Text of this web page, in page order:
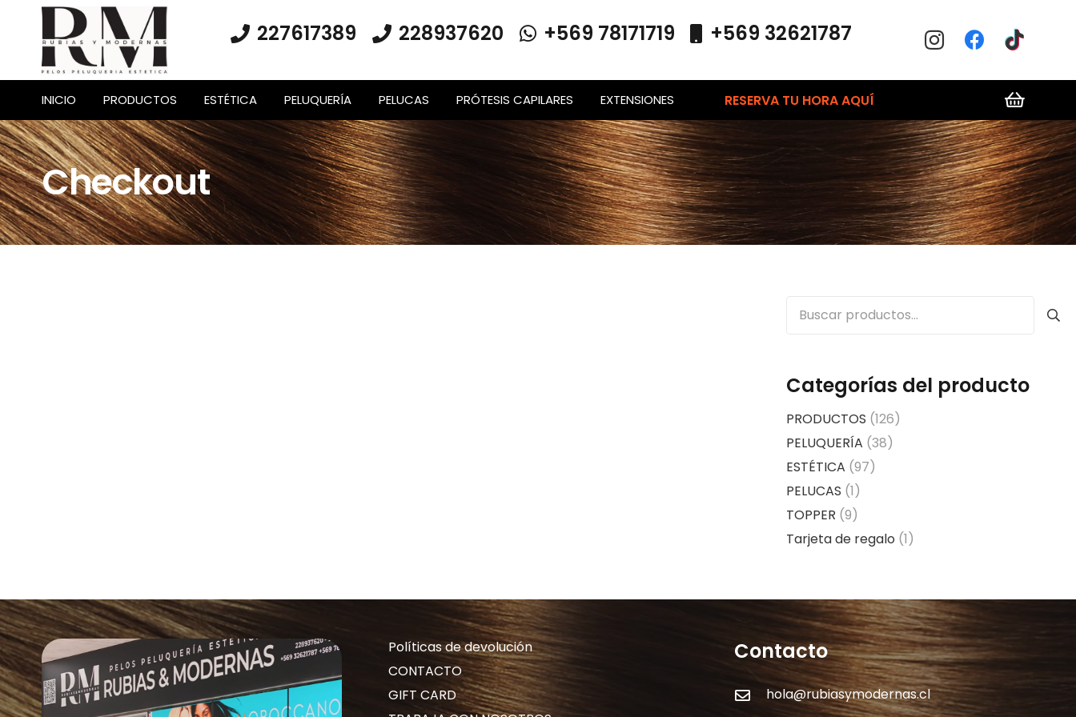
227617389 228937620 +569 78171719 +569 32621787
INICIO PRODUCTOS ESTÉTICA PELUQUERÍA PELUCAS PRÓTESIS CAPILARES EXTENSIONES RESERVA TU HORA AQUÍ
Checkout
Buscar
Categorías del producto
PRODUCTOS (126)
PELUQUERÍA (38)
ESTÉTICA (97)
PELUCAS (1)
TOPPER (9)
Tarjeta de regalo (1)
Políticas de devolución
CONTACTO
GIFT CARD
Contacto
hola@rubiasymodernas.cl